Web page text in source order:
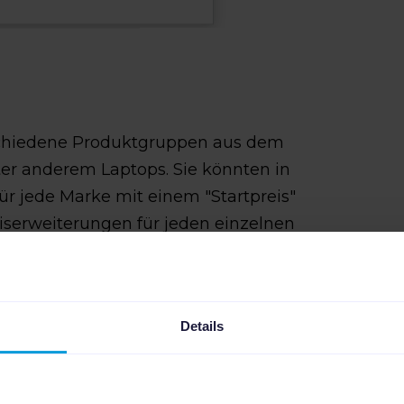
Details
Produktgruppen aus dem
anderem Laptops. Sie könnten in
jede Marke mit einem "Startpreis"
für jeden einzelnen